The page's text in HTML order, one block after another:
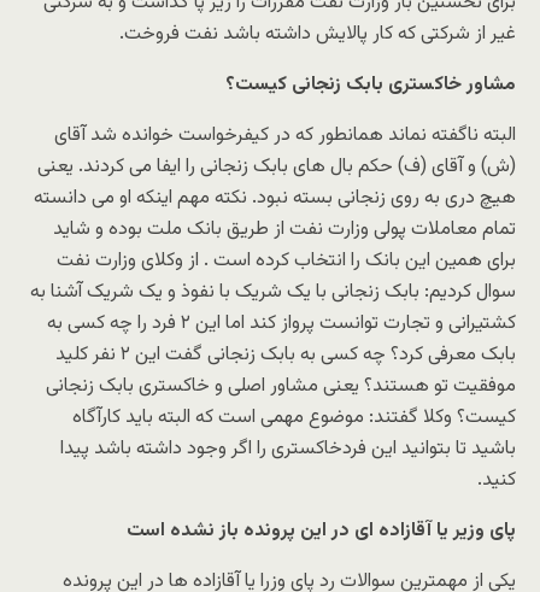
غیر از شرکتی که کار پالایش داشته باشد نفت فروخت.
مشاور خاکستری بابک زنجانی کیست؟
البته ناگفته نماند همانطور که در کیفرخواست خوانده شد آقای
(ش) و آقای (ف) حکم بال های بابک زنجانی را ایفا می کردند. یعنی
هیچ دری به روی زنجانی بسته نبود. نکته مهم اینکه او می دانسته
تمام معاملات پولی وزارت نفت از طریق بانک ملت بوده و شاید
برای همین این بانک را انتخاب کرده است . از وکلای وزارت نفت
سوال کردیم: بابک زنجانی با یک شریک با نفوذ و یک شریک آشنا به
کشتیرانی و تجارت توانست پرواز کند اما این ۲ فرد را چه کسی به
بابک معرفی کرد؟ چه کسی به بابک زنجانی گفت این ۲ نفر کلید
موفقیت تو هستند؟ یعنی مشاور اصلی و خاکستری بابک زنجانی
کیست؟ وکلا گفتند: موضوع مهمی است که البته باید کارآگاه
باشید تا بتوانید این فردخاکستری را اگر وجود داشته باشد پیدا
کنید.
پای وزیر یا آقازاده ای در این پرونده باز نشده است
یکی از مهمترین سوالات رد پای وزرا یا آقازاده ها در این پرونده